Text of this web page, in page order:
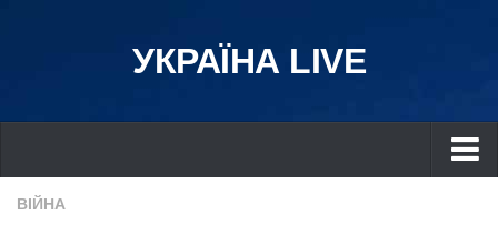
УКРАЇНА LIVE
Україна
ВІЙНА